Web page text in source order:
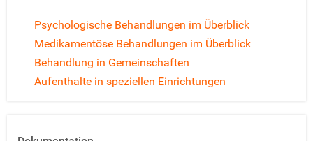
Psychologische Behandlungen im Überblick
Medikamentöse Behandlungen im Überblick
Behandlung in Gemeinschaften
Aufenthalte in speziellen Einrichtungen